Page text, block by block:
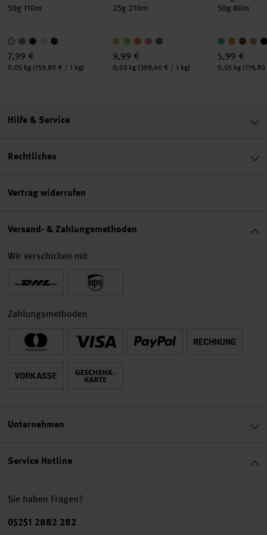
50g 110m
7,99 €
Inhalt:
0,05 kg (159,80 € / 1 kg)
25g 210m
9,99 €
Inhalt:
0,03 kg (399,60 € / 1 kg)
50g 80m
5,99 €
Inhalt:
0,05 kg
Service Hotline
Sie haben Fragen?
Telefonnummer
05251 2882 282
Hilfe & Service
Rechtliches
Vertrag widerrufen
Versand- & Zahlungsmethoden
Wir verschicken mit
Zahlungsmethoden
Unternehmen